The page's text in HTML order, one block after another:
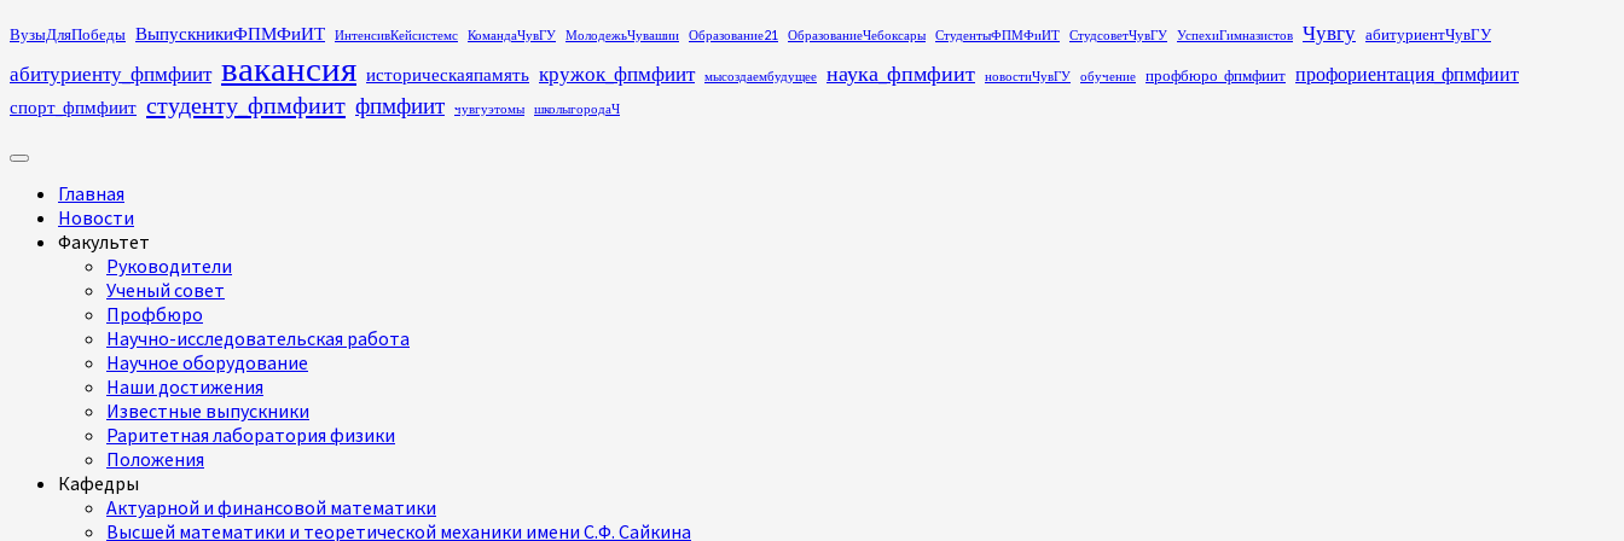
Перейти
содержимому
ВузыДляПобеды ВыпускникиФПМФиИТ ИнтенсивКейсистемс КомандаЧувГУ МолодежьЧувашии Образование21 ОбразованиеЧебоксары СтудентыФПМФиИТ СтудсоветЧувГУ УспехиГимназистов Чувгу абитуриентЧувГУ
абитуриенту_фпмфиит вакансия историческаяпамять кружок_фпмфиит мысоздаембудущее наука_фпмфиит новостиЧувГУ обучение профбюро_фпмфиит профориентация_фпмфиит
спорт_фпмфиит студенту_фпмфиит фпмфиит чувгуэтомы школыгородаЧ
Основное
Главная
Новости
Факультет
Руководители
Ученый совет
Профбюро
Научно-исследовательская работа
Научное оборудование
Наши достижения
Известные выпускники
Раритетная лаборатория физики
Положения
Кафедры
Актуарной и финансовой математики
Высшей математики и теоретической механики имени С.Ф. Сайкина